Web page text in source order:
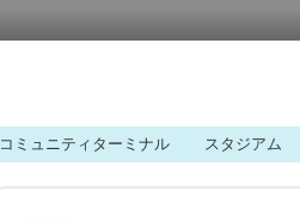
コミュニティターミナル スタジアム